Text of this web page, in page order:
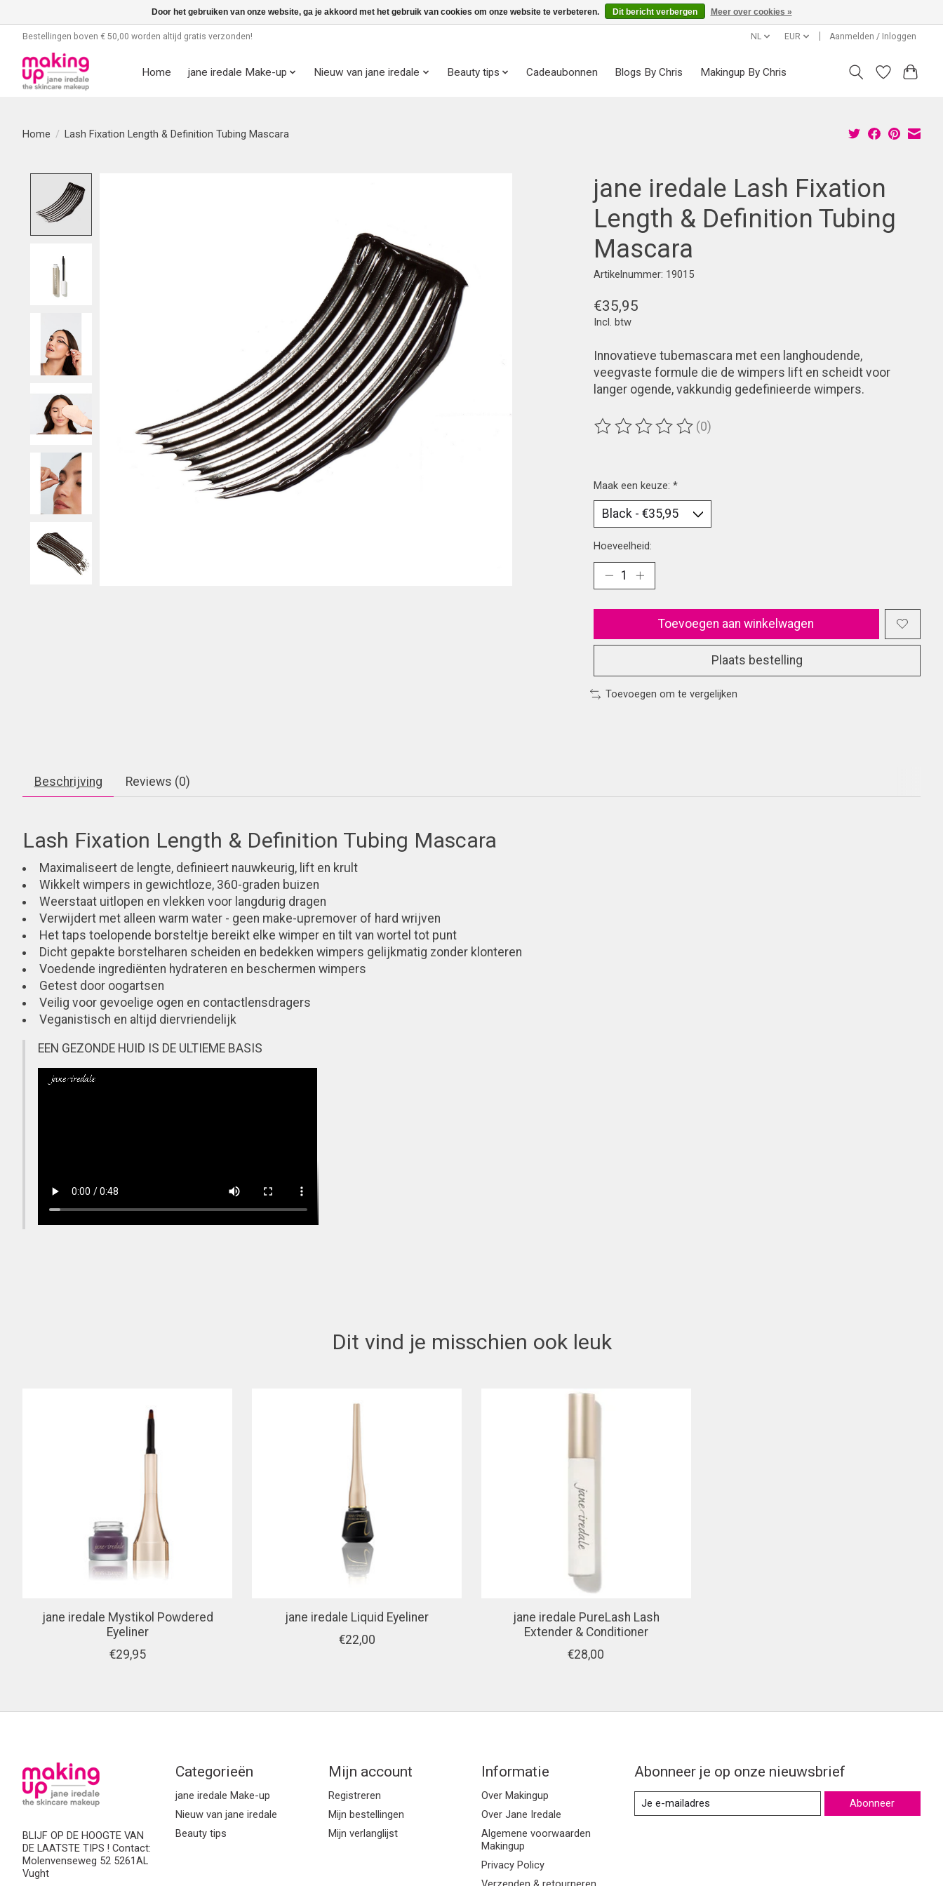
Bestellingen boven € 50,00 worden altijd gratis verzonden! NL EUR Aanmelden / Inloggen
Home jane iredale Make-up Nieuw van jane iredale Beauty tips Cadeaubonnen Blogs By Chris Makingup By Chris
Home / Lash Fixation Length & Definition Tubing Mascara
jane iredale Lash Fixation
Length & Definition Tubing
Mascara
Artikelnummer: 19015
€35,95
Incl. btw
Innovatieve tubemascara met een langhoudende,
veegvaste formule die de wimpers lift en scheidt voor
langer ogende, vakkundig gedefinieerde wimpers.
De beoordeling van dit product is
(0)
Maak een keuze: *
Hoeveelheid:
Toevoegen aan winkelwagen
Plaats bestelling
Toevoegen om te vergelijken
Beschrijving Reviews (0)
Lash Fixation Length & Definition Tubing Mascara
Maximaliseert de lengte, definieert nauwkeurig, lift en krult
Wikkelt wimpers in gewichtloze, 360-graden buizen
Weerstaat uitlopen en vlekken voor langdurig dragen
Verwijdert met alleen warm water - geen make-upremover of hard wrijven
Het taps toelopende borsteltje bereikt elke wimper en tilt van wortel tot punt
Dicht gepakte borstelharen scheiden en bedekken wimpers gelijkmatig zonder klonteren
Voedende ingrediënten hydrateren en beschermen wimpers
Getest door oogartsen
Veilig voor gevoelige ogen en contactlensdragers
Veganistisch en altijd diervriendelijk
EEN GEZONDE HUID IS DE ULTIEME BASIS
Dit vind je misschien ook leuk
jane iredale Mystikol Powdered
Eyeliner
€29,95
jane iredale Liquid Eyeliner
€22,00
jane iredale PureLash Lash
Extender & Conditioner
€28,00
BLIJF OP DE HOOGTE VAN
DE LAATSTE TIPS ! Contact:
Molenvenseweg 52 5261AL
Vught
Categorieën
jane iredale Make-up
Nieuw van jane iredale
Beauty tips
Mijn account
Registreren
Mijn bestellingen
Mijn verlanglijst
Informatie
Over Makingup
Over Jane Iredale
Algemene voorwaarden
Makingup
Privacy Policy
Abonneer je op onze nieuwsbrief
Abonneer
Door het gebruiken van onze website, ga je akkoord met het gebruik van cookies om onze website te verbeteren. Dit bericht verbergen Meer over cookies »